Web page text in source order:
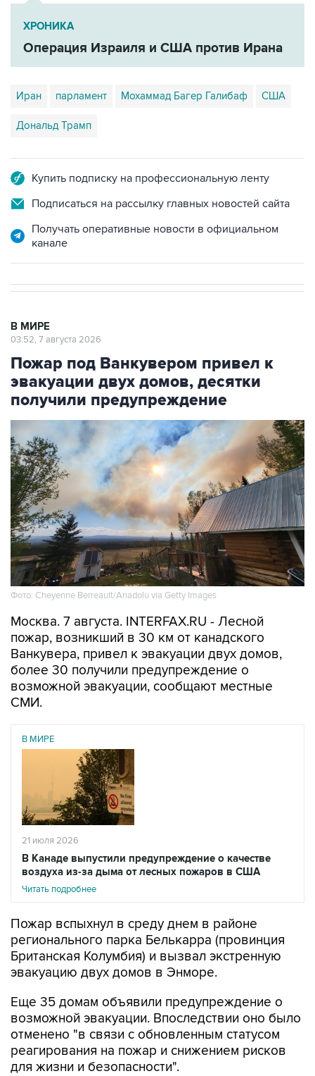
ХРОНИКА
Операция Израиля и США против Ирана
Иран парламент Мохаммад Багер Галибаф США
Дональд Трамп
Купить подписку на профессиональную ленту
Подписаться на рассылку главных новостей сайта
Получать оперативные новости в официальном
канале
В МИРЕ
03:52, 7 августа 2026
Пожар под Ванкувером привел к
эвакуации двух домов, десятки
получили предупреждение
Фото: Cheyenne Berreault/Anadolu via Getty Images
Москва. 7 августа. INTERFAX.RU - Лесной
пожар, возникший в 30 км от канадского
Ванкувера, привел к эвакуации двух домов,
более 30 получили предупреждение о
возможной эвакуации, сообщают местные
СМИ.
В МИРЕ
21 июля 2026
В Канаде выпустили предупреждение о качестве
воздуха из-за дыма от лесных пожаров в США
Читать подробнее
Пожар вспыхнул в среду днем в районе
регионального парка Белькарра (провинция
Британская Колумбия) и вызвал экстренную
эвакуацию двух домов в Энморе.
Еще 35 домам объявили предупреждение о
возможной эвакуации. Впоследствии оно было
отменено "в связи с обновленным статусом
реагирования на пожар и снижением рисков
для жизни и безопасности".